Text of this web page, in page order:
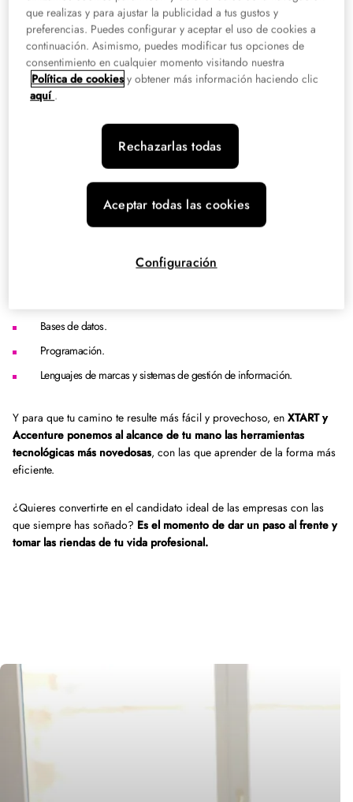
el proceso. Te está esperando un nuevo formato de aprendizaje de la
mano de docentes con un destacado puesto en la industria.
¿Qué habilidades adquiriré en este
Grado Superior en Desarrollo de
Aplicaciones Web?
Nuestro objetivo es que a lo largo de tu proceso de formación
puedas obtener los conocimientos y habilidades que el mercado
demanda, para que tus futuros empleadores encuentren todos los
argumentos que necesitan en tu currículum. Con un programa ligado
a la industria podrás desarrollar y mantener aplicaciones informáticas
éxito, especializándote en los siguientes ámbitos:
Bases de datos.
Programación.
Lenguajes de marcas y sistemas de gestión de información.
Y para que tu camino te resulte más fácil y provechoso, en XTART y
Accenture ponemos al alcance de tu mano las herramientas
tecnológicas más novedosas, con las que aprender de la forma más
eficiente.
¿Quieres convertirte en el candidato ideal de las empresas con las
que siempre has soñado? Es el momento de dar un paso al frente y
tomar las riendas de tu vida profesional.
que realizas y para ajustar la publicidad a tus gustos y
preferencias. Puedes configurar y aceptar el uso de cookies a
continuación. Asimismo, puedes modificar tus opciones de
consentimiento en cualquier momento visitando nuestra
Política de cookies y obtener más información haciendo clic
aquí.
Rechazarlas todas
Aceptar todas las cookies
Configuración